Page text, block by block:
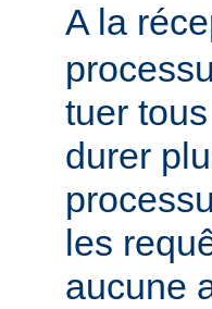
A la
tuer
durer
les
aucune